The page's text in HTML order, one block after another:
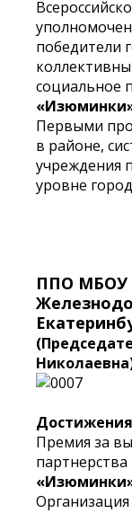
победители
социальное
Первыми
в районе,
учреждения
уровне
ППО МБОУ
Премия за
партнерства